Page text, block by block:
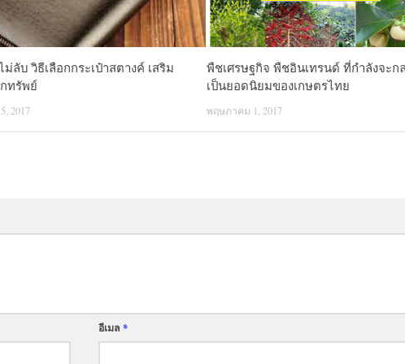
ม่ลับ วิธีเลือกกระเป๋าสตางค์ เสริม
กทรัพย์
2017
พืชเศรษฐกิจ พืชอินเทรนด์ ที่กำลังจะก
เป็นยอดนิยมของเกษตรไทย
พฤษภาคม 1, 2017
อีเมล*